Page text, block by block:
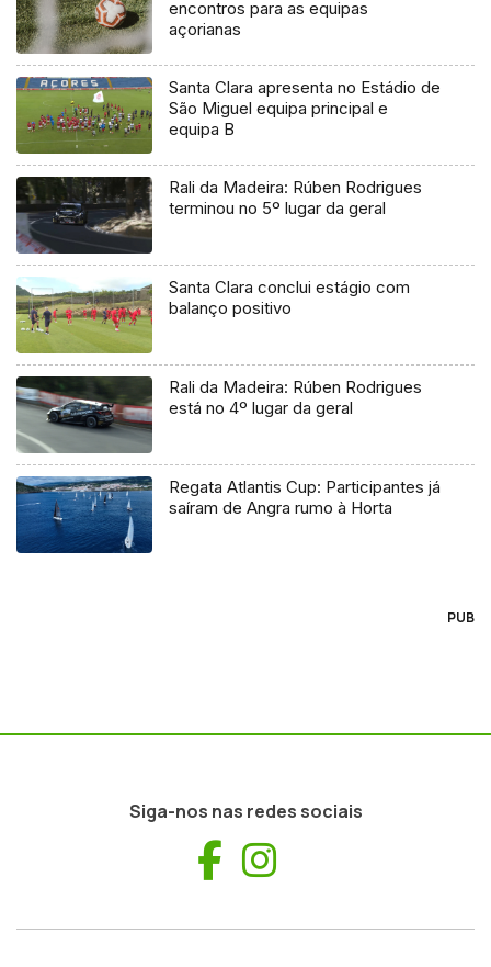
encontros para as equipas
açorianas
Santa Clara apresenta no Estádio de
São Miguel equipa principal e
equipa B
Rali da Madeira: Rúben Rodrigues
terminou no 5º lugar da geral
Santa Clara conclui estágio com
balanço positivo
Rali da Madeira: Rúben Rodrigues
está no 4º lugar da geral
Regata Atlantis Cup: Participantes já
saíram de Angra rumo à Horta
PUB
Siga-nos nas redes sociais
Facebook